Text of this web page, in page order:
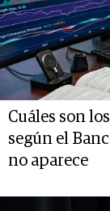
Cuáles son
según el
no aparece